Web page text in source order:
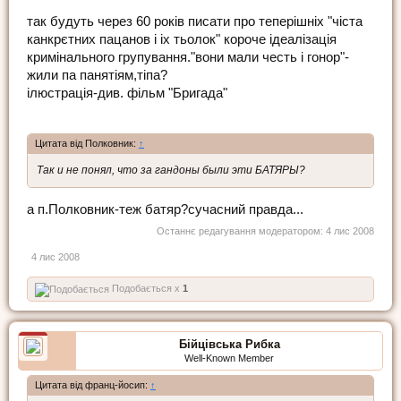
так будуть через 60 років писати про теперішніх "чіста
канкрєтних пацанов і іх тьолок" короче ідеалізація
кримінального групування."вони мали честь і гонор"-
жили па панятіям,тіпа?
ілюстрація-див. фільм "Бригада"
Цитата від Полковник: ↑
Так и не понял, что за гандоны были эти БАТЯРЫ?
а п.Полковник-теж батяр?сучасний правда...
Останнє редагування модератором: 4 лис 2008
4 лис 2008
Подобається x 1
Бійцівська Рибка
Well-Known Member
Цитата від франц-йосип: ↑